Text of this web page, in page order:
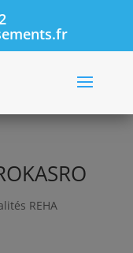
REHA